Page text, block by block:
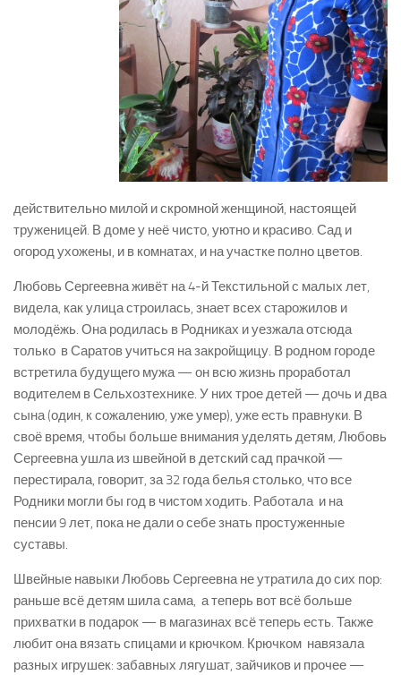
действительно милой и скромной женщиной, настоящей
труженицей. В доме у неё чисто, уютно и красиво. Сад и
огород ухожены, и в комнатах, и на участке полно цветов.
Любовь Сергеевна живёт на 4-й Текстильной с малых лет,
видела, как улица строилась, знает всех старожилов и
молодёжь. Она родилась в Родниках и уезжала отсюда
только в Саратов учиться на закройщицу. В родном городе
встретила будущего мужа — он всю жизнь проработал
водителем в Сельхозтехнике. У них трое детей — дочь и два
сына (один, к сожалению, уже умер), уже есть правнуки. В
своё время, чтобы больше внимания уделять детям, Любовь
Сергеевна ушла из швейной в детский сад прачкой —
перестирала, говорит, за 32 года белья столько, что все
Родники могли бы год в чистом ходить. Работала и на
пенсии 9 лет, пока не дали о себе знать простуженные
суставы.
Швейные навыки Любовь Сергеевна не утратила до сих пор:
раньше всё детям шила сама, а теперь вот всё больше
прихватки в подарок — в магазинах всё теперь есть. Также
любит она вязать спицами и крючком. Крючком навязала
разных игрушек: забавных лягушат, зайчиков и прочее —